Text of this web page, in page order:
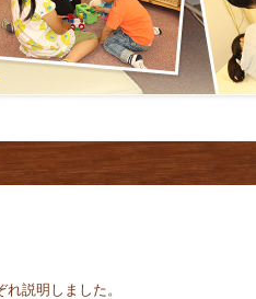
説明しました。